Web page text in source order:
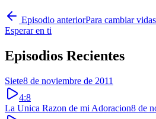
Episodio anteriorPara cambiar vidas
Esperar en ti
Episodios Recientes
Siete8 de noviembre de 2011
4:8
La Unica Razon de mi Adoracion8 de